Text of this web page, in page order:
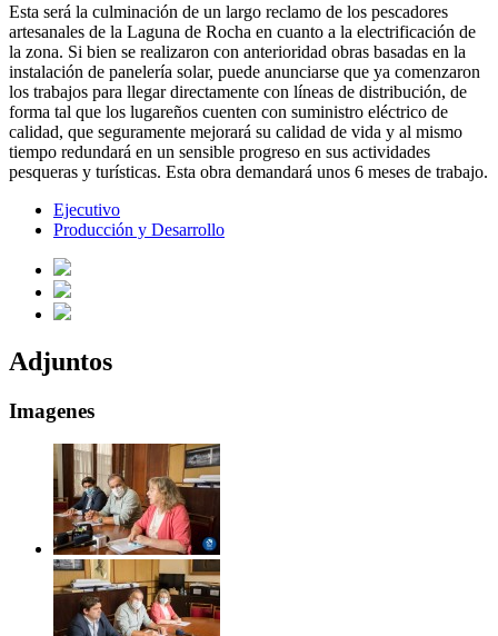
Esta será la culminación de un largo reclamo de los pescadores
artesanales de la Laguna de Rocha en cuanto a la electrificación de
la zona. Si bien se realizaron con anterioridad obras basadas en la
instalación de panelería solar, puede anunciarse que ya comenzaron
los trabajos para llegar directamente con líneas de distribución, de
forma tal que los lugareños cuenten con suministro eléctrico de
calidad, que seguramente mejorará su calidad de vida y al mismo
tiempo redundará en un sensible progreso en sus actividades
pesqueras y turísticas. Esta obra demandará unos 6 meses de trabajo.
Ejecutivo
Producción y Desarrollo
Adjuntos
Imagenes